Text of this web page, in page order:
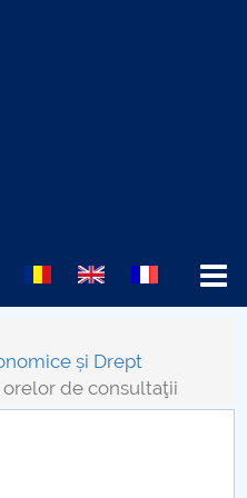
și Drept
de consultaţii